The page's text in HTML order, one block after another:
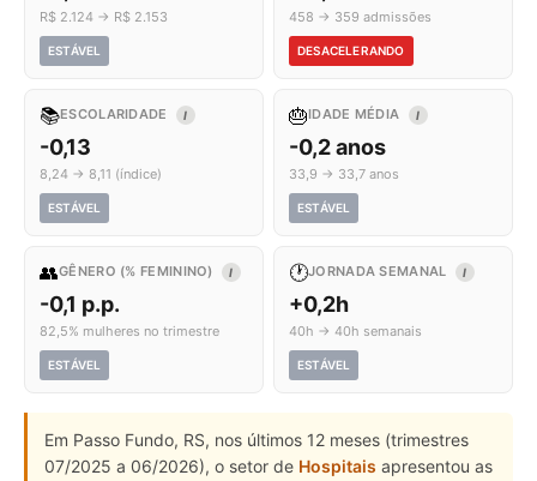
R$ 2.124 → R$ 2.153
ESTÁVEL
458 → 359 admissões
DESACELERANDO
📚ESCOLARIDADE I
-0,13
8,24 → 8,11 (índice)
ESTÁVEL
🎂IDADE MÉDIA I
-0,2 anos
33,9 → 33,7 anos
ESTÁVEL
👥GÊNERO (% FEMININO) I
-0,1 p.p.
82,5% mulheres no trimestre
ESTÁVEL
🕐JORNADA SEMANAL I
+0,2h
40h → 40h semanais
ESTÁVEL
Em Passo Fundo, RS, nos últimos 12 meses (trimestres
07/2025 a 06/2026), o setor de Hospitais apresentou as